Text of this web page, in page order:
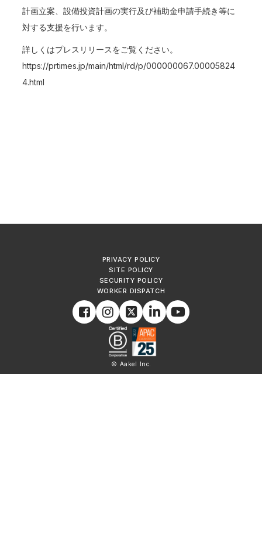
計画立案、設備投資計画の実行及び補助金申請手続き等に
対する支援を行います。
詳しくはプレスリリースをご覧ください。
https://prtimes.jp/main/html/rd/p/000000067.00005824
4.html
PRIVACY POLICY
SITE POLICY
SECURITY POLICY
WORKER DISPATCH
© Aakel Inc.